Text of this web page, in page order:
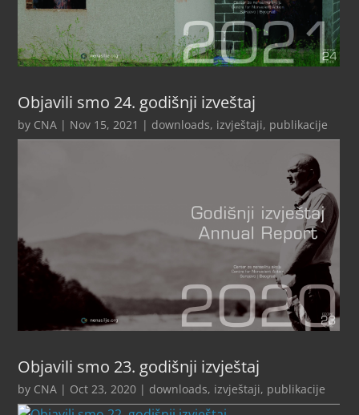
Objavili smo 24. godišnji izveštaj
by CNA | Nov 15, 2021 | downloads, izvještaji, publikacije
Objavili smo 23. godišnji izvještaj
by CNA | Oct 23, 2020 | downloads, izvještaji, publikacije